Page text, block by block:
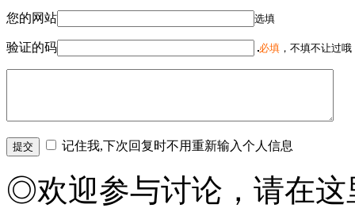
您的网站 选填
验证的码 必填 ，不填不让过
记住我,下次回复时不用重新输入个人信息
◎欢迎参与讨论，请在这